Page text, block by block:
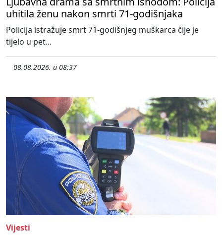
uhitila ženu nakon smrti 71-godišnjaka
Policija istražuje smrt 71-godišnjeg muškarca čije je
tijelo u pet...
08.08.2026. u 08:37
Vijesti